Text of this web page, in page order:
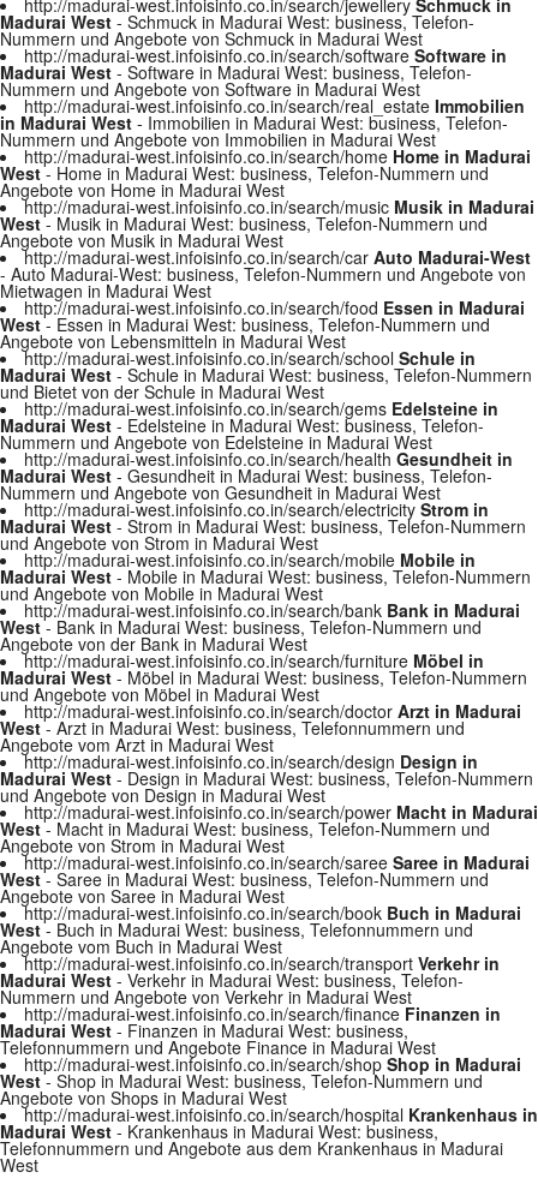
http://madurai-west.infoisinfo.co.in/search/jewellery Schmuck in
Madurai West - Schmuck in Madurai West: business, Telefon-
Nummern und Angebote von Schmuck in Madurai West
http://madurai-west.infoisinfo.co.in/search/software Software in
Madurai West - Software in Madurai West: business, Telefon-
Nummern und Angebote von Software in Madurai West
http://madurai-west.infoisinfo.co.in/search/real_estate Immobilien
in Madurai West - Immobilien in Madurai West: business, Telefon-
Nummern und Angebote von Immobilien in Madurai West
http://madurai-west.infoisinfo.co.in/search/home Home in Madurai
West- Home in Madurai West: business, Telefon-Nummern und
Angebote von Home in Madurai West
http://madurai-west.infoisinfo.co.in/search/music Musik in Madurai
West- Musik in Madurai West: business, Telefon-Nummern und
Angebote von Musik in Madurai West
http://madurai-west.infoisinfo.co.in/search/car Auto Madurai-West
- Auto Madurai-West: business, Telefon-Nummern und Angebote von
Mietwagen in Madurai West
http://madurai-west.infoisinfo.co.in/search/food Essen in Madurai
West- Essen in Madurai West: business, Telefon-Nummern und
Angebote von Lebensmitteln in Madurai West
http://madurai-west.infoisinfo.co.in/search/school Schule in
Madurai West - Schule in Madurai West: business, Telefon-Nummern
und Bietet von der Schule in Madurai West
http://madurai-west.infoisinfo.co.in/search/gems Edelsteine in
Madurai West - Edelsteine in Madurai West: business, Telefon-
Nummern und Angebote von Edelsteine in Madurai West
http://madurai-west.infoisinfo.co.in/search/health Gesundheit in
Madurai West - Gesundheit in Madurai West: business, Telefon-
Nummern und Angebote von Gesundheit in Madurai West
http://madurai-west.infoisinfo.co.in/search/electricity Strom in
Madurai West - Strom in Madurai West: business, Telefon-Nummern
und Angebote von Strom in Madurai West
http://madurai-west.infoisinfo.co.in/search/mobile Mobile in
Madurai West - Mobile in Madurai West: business, Telefon-Nummern
und Angebote von Mobile in Madurai West
http://madurai-west.infoisinfo.co.in/search/bank Bank in Madurai
West- Bank in Madurai West: business, Telefon-Nummern und
Angebote von der Bank in Madurai West
http://madurai-west.infoisinfo.co.in/search/furniture Möbel in
Madurai West - Möbel in Madurai West: business, Telefon-Nummern
und Angebote von Möbel in Madurai West
http://madurai-west.infoisinfo.co.in/search/doctor Arzt in Madurai
West- Arzt in Madurai West: business, Telefonnummern und
Angebote vom Arzt in Madurai West
http://madurai-west.infoisinfo.co.in/search/design Design in
Madurai West - Design in Madurai West: business, Telefon-Nummern
und Angebote von Design in Madurai West
http://madurai-west.infoisinfo.co.in/search/power Macht in Madurai
West- Macht in Madurai West: business, Telefon-Nummern und
Angebote von Strom in Madurai West
http://madurai-west.infoisinfo.co.in/search/saree Saree in Madurai
West- Saree in Madurai West: business, Telefon-Nummern und
Angebote von Saree in Madurai West
http://madurai-west.infoisinfo.co.in/search/book Buch in Madurai
West- Buch in Madurai West: business, Telefonnummern und
Angebote vom Buch in Madurai West
http://madurai-west.infoisinfo.co.in/search/transport Verkehr in
Madurai West - Verkehr in Madurai West: business, Telefon-
Nummern und Angebote von Verkehr in Madurai West
http://madurai-west.infoisinfo.co.in/search/finance Finanzen in
Madurai West - Finanzen in Madurai West: business,
Telefonnummern und Angebote Finance in Madurai West
http://madurai-west.infoisinfo.co.in/search/shop Shop in Madurai
West- Shop in Madurai West: business, Telefon-Nummern und
Angebote von Shops in Madurai West
http://madurai-west.infoisinfo.co.in/search/hospital Krankenhaus in
Madurai West - Krankenhaus in Madurai West: business,
Telefonnummern und Angebote aus dem Krankenhaus in Madurai
West